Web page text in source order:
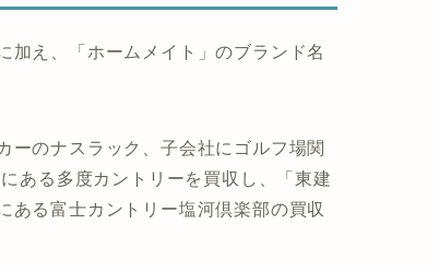
加え、「ホームメイト」のブランド名
ーのナスラック、子会社にゴルフ場関
ある多度カントリーを買収し、「東建
ある富士カントリー塩河倶楽部の買収